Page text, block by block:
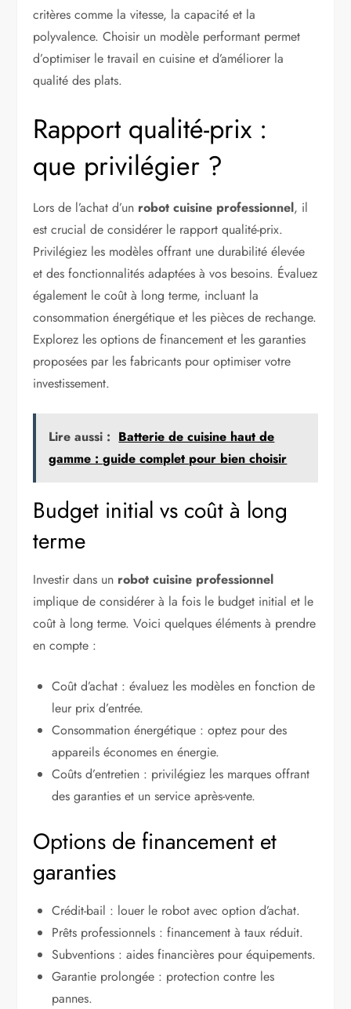
critères comme la vitesse, la capacité et la
polyvalence. Choisir un modèle performant permet
d’optimiser le travail en cuisine et d’améliorer la
qualité des plats.
Rapport qualité-prix :
que privilégier ?
Lors de l’achat d’un robot cuisine professionnel, il
est crucial de considérer le rapport qualité-prix.
Privilégiez les modèles offrant une durabilité élevée
et des fonctionnalités adaptées à vos besoins. Évaluez
également le coût à long terme, incluant la
consommation énergétique et les pièces de rechange.
Explorez les options de financement et les garanties
proposées par les fabricants pour optimiser votre
investissement.
Lire aussi : Batterie de cuisine haut de
gamme : guide complet pour bien choisir
Budget initial vs coût à long
terme
Investir dans un robot cuisine professionnel
implique de considérer à la fois le budget initial et le
coût à long terme. Voici quelques éléments à prendre
en compte :
Coût d’achat : évaluez les modèles en fonction de
leur prix d’entrée.
Consommation énergétique : optez pour des
appareils économes en énergie.
Coûts d’entretien : privilégiez les marques offrant
des garanties et un service après-vente.
Options de financement et
garanties
Crédit-bail : louer le robot avec option d’achat.
Prêts professionnels : financement à taux réduit.
Subventions : aides financières pour équipements.
Garantie prolongée : protection contre les
pannes.